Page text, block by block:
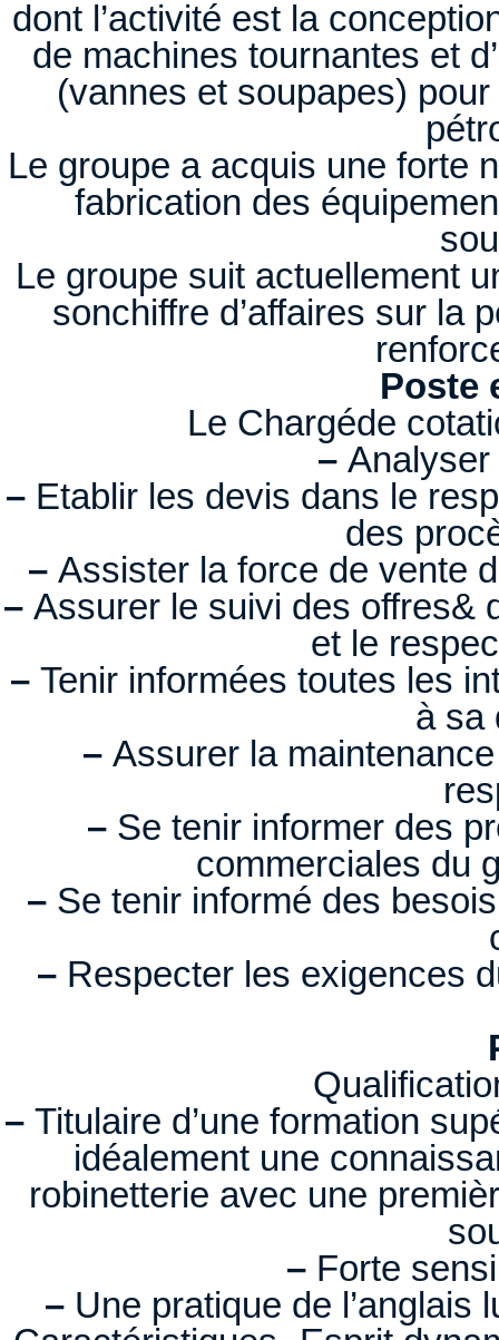
dont l’activité est la
de machines tournantes et
(vannes et soupapes)
Le groupe a acquis une forte
fabrication des
Le groupe suit actuellement
sonchiffre d’affaires sur la
Poste
Le Chargéde
– Analyser
– Etablir les devis dans le
des
– Assister la force de vente
– Assurer le suivi des offres&
et le
– Tenir informées toutes les
à sa
– Assurer la
– Se tenir informer des
commerciales du
– Se tenir informé des
– Respecter les exigences
– Titulaire d’une formation
idéalement une
robinetterie avec une
– Forte
– Une pratique de l’anglais